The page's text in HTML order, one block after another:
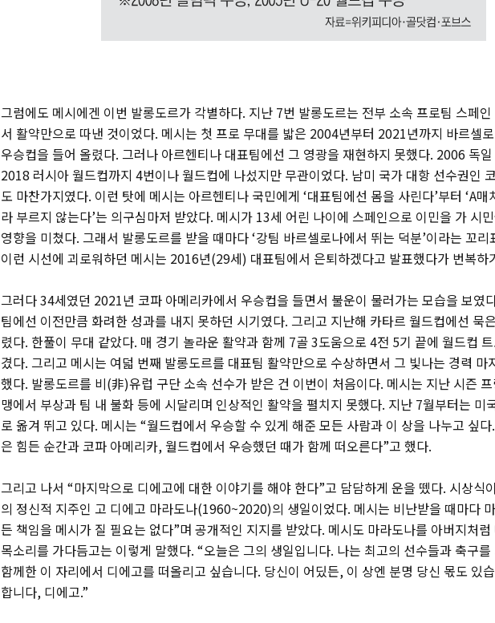
그럼에도 메시에겐 이번 발롱도르가 각별하다. 지난 7번 발롱도르는 전부 소속 프로팀 스페
서 활약만으로 따낸 것이었다. 메시는 첫 프로 무대를 밟은 2004년부터 2021년까지 바르셀
우승컵을 들어 올렸다. 그러나 아르헨티나 대표팀에선 그 영광을 재현하지 못했다. 2006 독
2018 러시아 월드컵까지 4번이나 월드컵에 나섰지만 무관이었다. 남미 국가 대항 선수권인
도 마찬가지였다. 이런 탓에 메시는 아르헨티나 국민에게 ‘대표팀에선 몸을 사린다’부터 ‘A매
라 부르지 않는다’는 의구심마저 받았다. 메시가 13세 어린 나이에 스페인으로 이민을 가 시
영향을 미쳤다. 그래서 발롱도르를 받을 때마다 ‘강팀 바르셀로나에서 뛰는 덕분’이라는 꼬리
이런 시선에 괴로워하던 메시는 2016년(29세) 대표팀에서 은퇴하겠다고 발표했다가 번복하
그러다 34세였던 2021년 코파 아메리카에서 우승컵을 들면서 불운이 물러가는 모습을 보였
팀에선 이전만큼 화려한 성과를 내지 못하던 시기였다. 그리고 지난해 카타르 월드컵에선 묵
렸다. 한풀이 무대 같았다. 매 경기 놀라운 활약과 함께 7골 3도움으로 4전 5기 끝에 월드컵
겼다. 그리고 메시는 여덟 번째 발롱도르를 대표팀 활약만으로 수상하면서 그 빛나는 경력 마
했다. 발롱도르를 비(非)유럽 구단 소속 선수가 받은 건 이번이 처음이다. 메시는 지난 시즌
맹에서 부상과 팀 내 불화 등에 시달리며 인상적인 활약을 펼치지 못했다. 지난 7월부터는 미
로 옮겨 뛰고 있다. 메시는 “월드컵에서 우승할 수 있게 해준 모든 사람과 이 상을 나누고 싶
은 힘든 순간과 코파 아메리카, 월드컵에서 우승했던 때가 함께 떠오른다”고 했다.
그리고 나서 “마지막으로 디에고에 대한 이야기를 해야 한다”고 담담하게 운을 뗐다. 시상식
의 정신적 지주인 고 디에고 마라도나(1960~2020)의 생일이었다. 메시는 비난받을 때마다
든 책임을 메시가 질 필요는 없다”며 공개적인 지지를 받았다. 메시도 마라도나를 아버지처
목소리를 가다듬고는 이렇게 말했다. “오늘은 그의 생일입니다. 나는 최고의 선수들과 축구
함께한 이 자리에서 디에고를 떠올리고 싶습니다. 당신이 어딨든, 이 상엔 분명 당신 몫도 있
합니다, 디에고.”